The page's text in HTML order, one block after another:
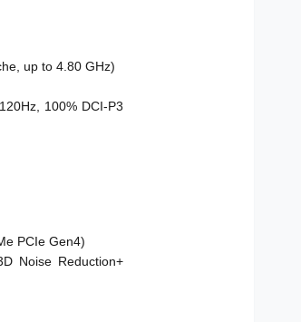
up to 4.80 GHz)
100% DCI-P3
PCIe Gen4)
Noise Reduction+